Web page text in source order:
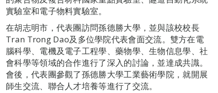
實驗室和電子物料實驗室。
在胡志明市，代表團訪問孫德勝大學，並與該校校長
Tran Trong Dao及多位學院代表會面交流。雙方在電
腦科學、電機及電子工程學、藥物學、生物信息學、社
會科學等領域的合作進行了深入的討論，並達成共識。
會後，代表團參觀了孫德勝大學工業藝術學院，就開展
師生交流、聯合人才培養等進行了交流。